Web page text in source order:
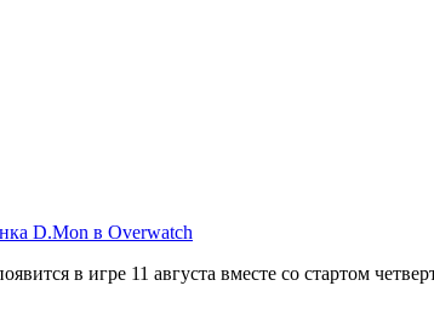
D.Mon в Overwatch
в игре 11 августа вместе со стартом